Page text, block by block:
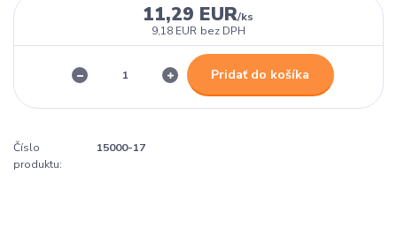
11,29 EUR/ks
9,18 EUR bez DPH
Pridať do košíka
Číslo
produktu:
15000-17